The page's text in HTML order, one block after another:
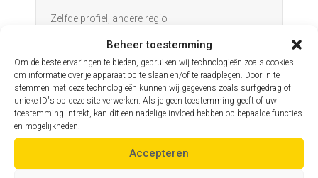
Beheer toestemming
Om de beste ervaringen te bieden, gebruiken wij technologieën zoals cookies
om informatie over je apparaat op te slaan en/of te raadplegen. Door in te
stemmen met deze technologieën kunnen wij gegevens zoals surfgedrag of
unieke ID's op deze site verwerken. Als je geen toestemming geeft of uw
toestemming intrekt, kan dit een nadelige invloed hebben op bepaalde functies
en mogelijkheden.
Accepteren
Zelfde profiel, andere regio
Zelfde profiel, andere regio
Assistent hoofdingenieur
Schoten